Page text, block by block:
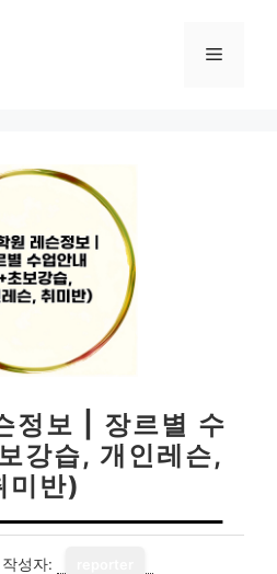
메
정보 | 장르별 수
강습, 개인레슨,
미반)
작성자: